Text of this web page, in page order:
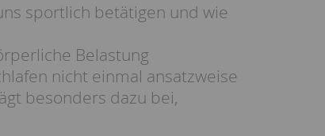
sportlich betätigen und wie
Belastung
nicht einmal ansatzweise
besonders dazu bei,